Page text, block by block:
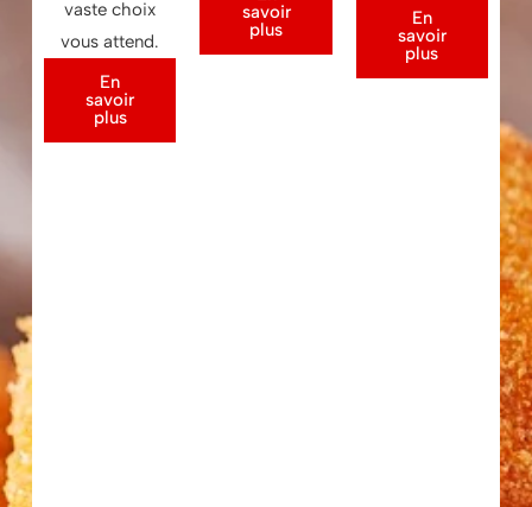
vaste choix
vous attend.
En
savoir
plus
savoir
plus
En
savoir
plus